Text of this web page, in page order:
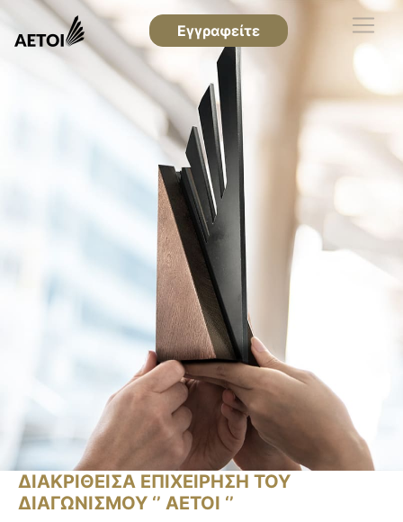
Εγγραφείτε
ΔΙΑΚΡΙΘΕΙΣΑ ΕΠΙΧΕΙΡΗΣΗ ΤΟΥ
ΔΙΑΓΩΝΙΣΜΟΥ ‘’ ΑΕΤΟΙ ‘’